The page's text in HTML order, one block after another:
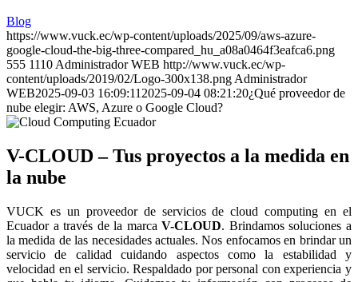
Blog
https://www.vuck.ec/wp-content/uploads/2025/09/aws-azure-
google-cloud-the-big-three-compared_hu_a08a0464f3eafca6.png
555 1110 Administrador WEB http://www.vuck.ec/wp-
content/uploads/2019/02/Logo-300x138.png Administrador
WEB2025-09-03 16:09:11 2025-09-04 08:21:20¿Qué proveedor de
nube elegir: AWS, Azure o Google Cloud?
V-CLOUD – Tus proyectos a la medida en
la nube
VUCK es un proveedor de servicios de cloud computing en el
Ecuador a través de la marcaV-CLOUD. Brindamos soluciones a
la medida de las necesidades actuales. Nos enfocamos en brindar un
servicio de calidad cuidando aspectos como la estabilidad y
velocidad en el servicio. Respaldado por personal con experiencia y